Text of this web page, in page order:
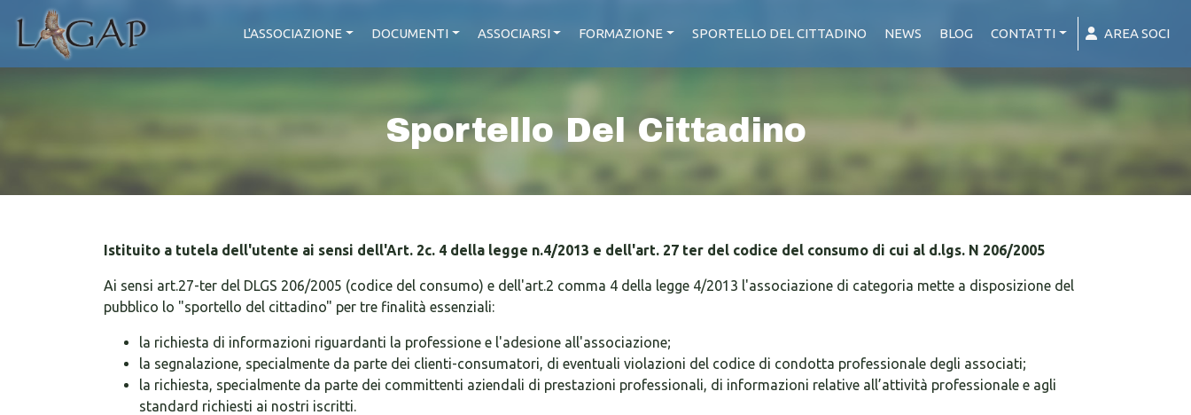
L'ASSOCIAZIONE DOCUMENTI ASSOCIARSI FORMAZIONE SPORTELLO DEL CITTADINO NEWS BLOG CONTATTI AREA SOCI
Sportello Del Cittadino
Istituito a tutela dell'utente ai sensi dell'Art. 2c. 4 della legge n.4/2013 e dell'art. 27 ter del codice del consumo di cui al d.lgs. N 206/2005
Ai sensi art.27-ter del DLGS 206/2005 (codice del consumo) e dell'art.2 comma 4 della legge 4/2013 l'associazione di categoria mette a disposizione del
pubblico lo "sportello del cittadino" per tre finalità essenziali:
la richiesta di informazioni riguardanti la professione e l'adesione all'associazione;
la segnalazione, specialmente da parte dei clienti-consumatori, di eventuali violazioni del codice di condotta professionale degli associati;
la richiesta, specialmente da parte dei committenti aziendali di prestazioni professionali, di informazioni relative all’attività professionale e agli
standard richiesti ai nostri iscritti.